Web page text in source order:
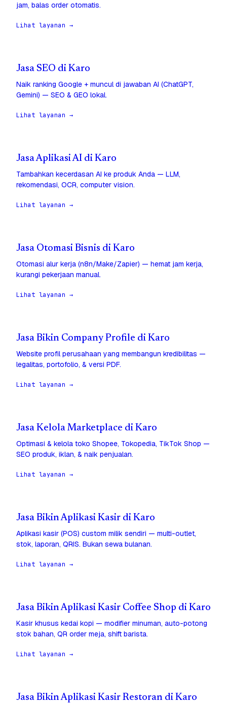
jam, balas order otomatis.
Lihat layanan →
Jasa SEO di Karo
Naik ranking Google + muncul di jawaban AI (ChatGPT,
Gemini) — SEO & GEO lokal.
Lihat layanan →
Jasa Aplikasi AI di Karo
Tambahkan kecerdasan AI ke produk Anda — LLM,
rekomendasi, OCR, computer vision.
Lihat layanan →
Jasa Otomasi Bisnis di Karo
Otomasi alur kerja (n8n/Make/Zapier) — hemat jam kerja,
kurangi pekerjaan manual.
Lihat layanan →
Jasa Bikin Company Profile di Karo
Website profil perusahaan yang membangun kredibilitas —
legalitas, portofolio, & versi PDF.
Lihat layanan →
Jasa Kelola Marketplace di Karo
Optimasi & kelola toko Shopee, Tokopedia, TikTok Shop —
SEO produk, iklan, & naik penjualan.
Lihat layanan →
Jasa Bikin Aplikasi Kasir di Karo
Aplikasi kasir (POS) custom milik sendiri — multi-outlet,
stok, laporan, QRIS. Bukan sewa bulanan.
Lihat layanan →
Jasa Bikin Aplikasi Kasir Coffee Shop di Karo
Kasir khusus kedai kopi — modifier minuman, auto-potong
stok bahan, QR order meja, shift barista.
Lihat layanan →
Jasa Bikin Aplikasi Kasir Restoran di Karo